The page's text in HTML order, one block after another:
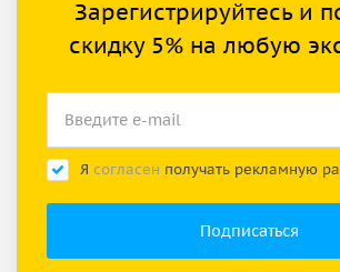
Зарегистрируйтесь и
скидку 5% на любую
Я согласен получать рекламную